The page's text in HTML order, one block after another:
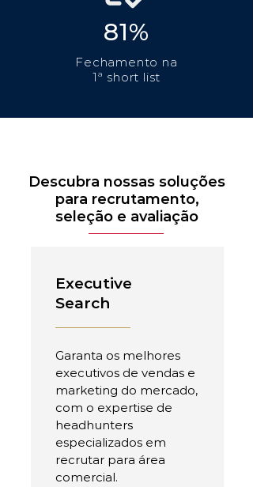
81%
Fechamento na
1ª short list
Descubra nossas soluções
para recrutamento,
seleção e avaliação
Executive
Search
Garanta os melhores
executivos de vendas e
marketing do mercado,
com o expertise de
headhunters
especializados em
recrutar para área
comercial.